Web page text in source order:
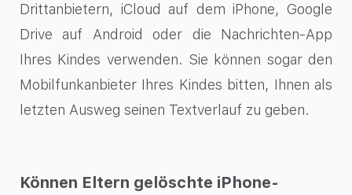
Drittanbietern, iCloud auf dem iPhone, Google
Drive auf Android oder die Nachrichten-App
Ihres Kindes verwenden. Sie können sogar den
Mobilfunkanbieter Ihres Kindes bitten, Ihnen als
letzten Ausweg seinen Textverlauf zu geben.
Können Eltern gelöschte iPhone-